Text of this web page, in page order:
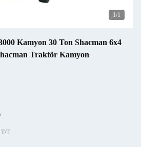
1/1
Kamyon 30 Ton Shacman 6x4
Traktör Kamyon
T/T